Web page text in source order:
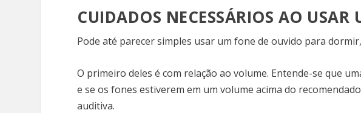
CUIDADOS NECESSÁRIOS AO
Pode até parecer simples usar um fone de ouvido para
O primeiro deles é com relação ao volume. Entende-se que
e se os fones estiverem em um volume acima do
auditiva.